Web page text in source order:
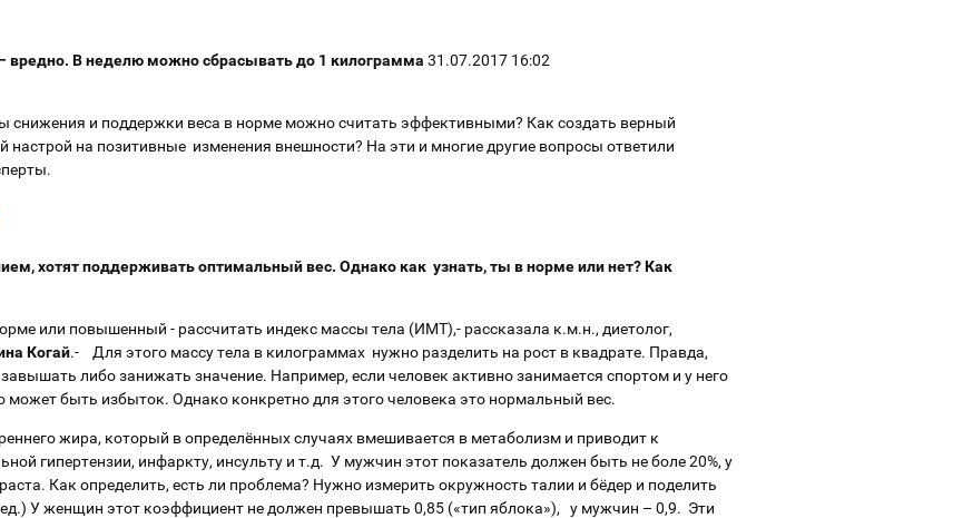
вредно. В неделю можно сбрасывать до 1 килограмма 31.07.2017 16:02
снижения и поддержки веса в норме можно считать эффективными? Как создать верный
настрой на позитивные изменения внешности? На эти и многие другие вопросы ответили
хотят поддерживать оптимальный вес. Однако как узнать, ты в норме или нет? Как
или повышенный - рассчитать индекс массы тела (ИМТ),- рассказала к.м.н., диетолог,
Когай.- Для этого массу тела в килограммах нужно разделить на рост в квадрате. Правда,
либо занижать значение. Например, если человек активно занимается спортом и у него
быть избыток. Однако конкретно для этого человека это нормальный вес.
жира, который в определённых случаях вмешивается в метаболизм и приводит к
гипертензии, инфаркту, инсульту и т.д. У мужчин этот показатель должен быть не боле 20%, у
Как определить, есть ли проблема? Нужно измерить окружность талии и бёдер и поделить
У женщин этот коэффициент не должен превышать 0,85 («тип яблока»), у мужчин – 0,9. Эти